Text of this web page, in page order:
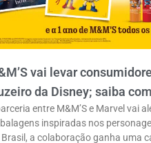
vai levar
da Disney; saiba
entre M&M’S e Marvel vai
inspiradas nos
Brasil, a colaboração ganha uma